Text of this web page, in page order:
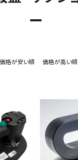
ー
価格が安い順 価格が高い順